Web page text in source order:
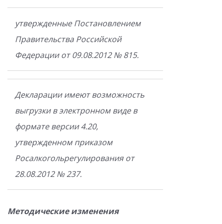
утвержденные Постановлением
Правительства Российской
Федерации от 09.08.2012 № 815.
Декларации имеют возможность
выгрузки в электронном виде в
формате версии 4.20,
утвержденном приказом
Росалкогольрегулирования от
28.08.2012 № 237.
Методические изменения